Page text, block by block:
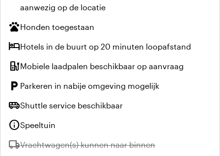
aanwezig op de locatie
petsHonden toegestaan
hotelHotels in de buurt op 20 minuten loopafstand
ev_stationMobiele laadpalen beschikbaar op aanvraag
local_parking Parkeren in nabije omgeving mogelijk
airport_shuttleShuttle service beschikbaar
infoSpeeltuin
local_shippingNiet beschikbaar:
Vrachtwagen(s) kunnen naar binnen